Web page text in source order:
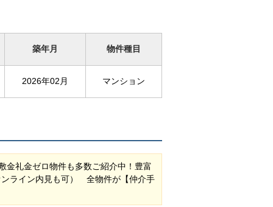
築年月 物件種目
2026年02月 マンション
金礼金ゼロ物件も多数ご紹介中！豊富
ンライン内見も可） 全物件が【仲介手